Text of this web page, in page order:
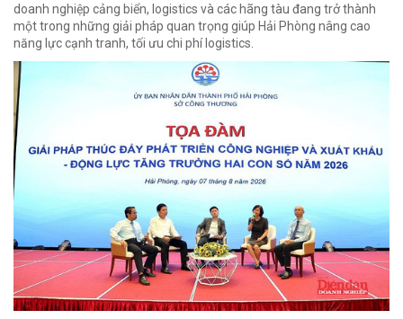
doanh nghiệp cảng biển, logistics và các hãng tàu đang trở thành
một trong những giải pháp quan trọng giúp Hải Phòng nâng cao
năng lực cạnh tranh, tối ưu chi phí logistics.